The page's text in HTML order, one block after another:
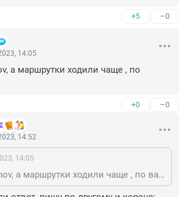
+5 –0
14:05
а маршрутки ходили чаще , по
+0 –0
14:52
14:05
Dmitry Antonov, а маршрутки ходили чаще , по вашему?